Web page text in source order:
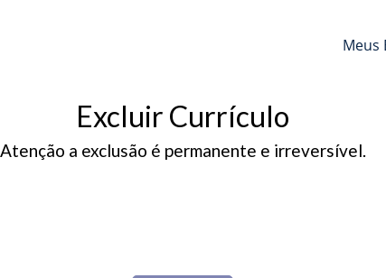
Meus
Excluir Currículo
Atenção a exclusão é permanente e irreversível.